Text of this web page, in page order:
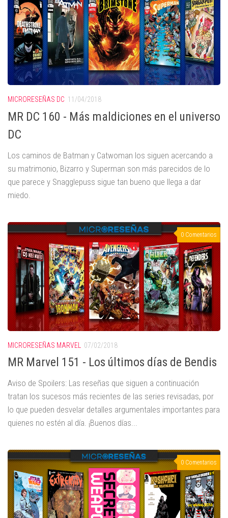
MICRORESEÑAS DC 11/04/2018
MR DC 160 - Más maldiciones en el universo
DC
Los caminos de Batman y Catwoman los siguen acercando a
su matrimonio, Bizarro y Superman son más parecidos de lo
que parece y Snagglepuss sigue tan bueno que llega a dar
miedo.
0 Comentarios
MICRORESEÑAS MARVEL 07/02/2018
MR Marvel 151 - Los últimos días de Bendis
Aviso de Spoilers: Las reseñas que siguen a continuación
tratan los sucesos más recientes de las series revisadas, por
lo que pueden desvelar detalles argumentales importantes para
quienes no estén al día. ¡Buenos días...
0 Comentarios